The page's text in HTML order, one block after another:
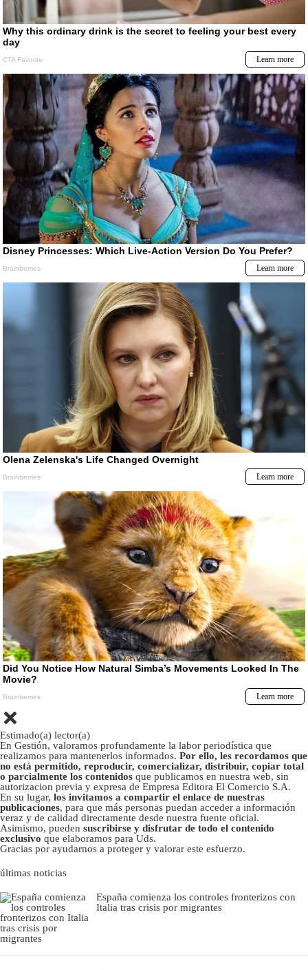
Estimado(a) lector(a)
En Gestión, valoramos profundamente la labor periodística que
realizamos para mantenerlos informados. Por ello, les recordamos que
no está permitido, reproducir, comercializar, distribuir, copiar total
o parcialmente los contenidos que publicamos en nuestra web, sin
autorizacion previa y expresa de Empresa Editora El Comercio S.A.
En su lugar, los invitamos a compartir el enlace de nuestras
publicaciones, para que más personas puedan acceder a información
veraz y de calidad directamente desde nuestra fuente oficial.
Asimismo, pueden suscribirse y disfrutar de todo el contenido
exclusivo que elaboramos para Uds.
Gracias por ayudarnos a proteger y valorar este esfuerzo.
últimas noticias
España comienza los controles fronterizos con
Italia tras crisis por migrantes